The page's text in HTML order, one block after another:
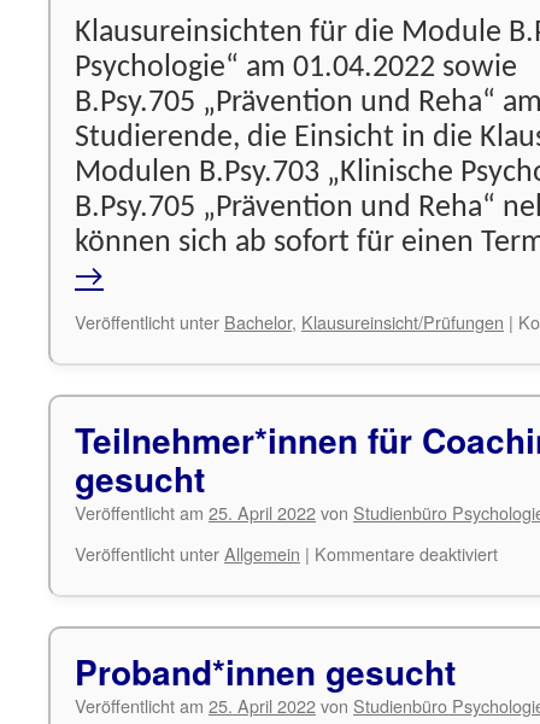
Klausureinsichten für die Module
Psychologie“ am 01.04.2022 sowie
B.Psy.705 „Prävention und Reha“
Studierende, die Einsicht in die
Modulen B.Psy.703 „Klinische
B.Psy.705 „Prävention und Reha“
können sich ab sofort für einen
→
Veröffentlicht unter Bachelor, Klausureinsicht/Prüfungen |
Teilnehmer*innen für
gesucht
Veröffentlicht am 25. April 2022von Studienbüro
Veröffentlicht unterAllgemein | Kommentare deaktiviertfür
für
Proband*innen gesucht
Veröffentlicht am 25. April 2022von Studienbüro